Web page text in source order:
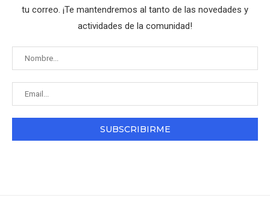
tu correo. ¡Te mantendremos al tanto de las novedades y
actividades de la comunidad!